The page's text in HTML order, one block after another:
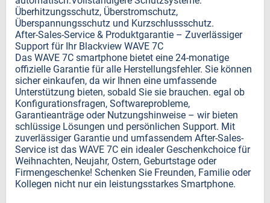
Überhitzungsschutz, Überstromschutz,
Überspannungsschutz und Kurzschlussschutz.
After-Sales-Service & Produktgarantie – Zuverlässiger
Support für Ihr Blackview WAVE 7C
Das WAVE 7C smartphone bietet eine 24-monatige
offizielle Garantie für alle Herstellungsfehler. Sie können
sicher einkaufen, da wir Ihnen eine umfassende
Unterstützung bieten, sobald Sie sie brauchen. egal ob
Konfigurationsfragen, Softwareprobleme,
Garantieanträge oder Nutzungshinweise – wir bieten
schlüssige Lösungen und persönlichen Support. Mit
zuverlässiger Garantie und umfassendem After-Sales-
Service ist das WAVE 7C ein idealer Geschenkchoice für
Weihnachten, Neujahr, Ostern, Geburtstage oder
Firmengeschenke! Schenken Sie Freunden, Familie oder
Kollegen nicht nur ein leistungsstarkes Smartphone.